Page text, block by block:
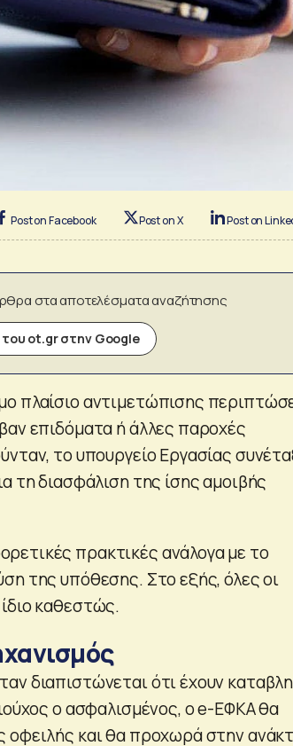
Post on Facebook Post on X Post on
στα αποτελέσματα αναζήτησης
ot.gr στην Google
πλαίσιο αντιμετώπισης
επιδόματα ή άλλες παροχές
το υπουργείο Εργασίας
τη διασφάλιση της ίσης αμοιβής
πρακτικές ανάλογα με το
της υπόθεσης. Στο εξής, όλες οι
καθεστώς.
διαπιστώνεται ότι έχουν
ο ασφαλισμένος, ο e-ΕΦΚΑ θα
οφειλής και θα προχωρά στην